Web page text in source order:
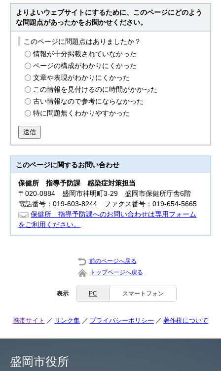
よりよいウェブサイトにするために、このページにどのよう
な問題点があったかをお聞かせください。
このページに問題点はありましたか？
情報が十分掲載されていなかった
ページの構成がわかりにくかった
文章や表現がわかりにくかった
この情報を見付けるのに時間がかかった
古い情報なので参考にならなかった
特に問題無くわかりやすかった
送信
このページに関するお問い合わせ
保健所 指導予防課 感染症対策担当
〒020-0884 盛岡市神明町3-29 盛岡市保健所庁舎6階
電話番号：019-603-8244 ファクス番号：019-654-5665
保健所 指導予防課へのお問い合わせは専用フォーム
をご利用ください。
前のページへ戻る
トップページへ戻る
表示 PC スマートフォン
携帯サイト リンク集 プライバシーポリシー 著作権について
盛岡市役所